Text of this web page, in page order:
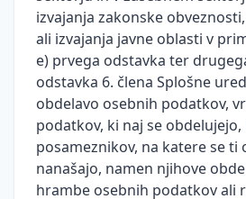
izvajanja zakonske
ali izvajanja javne oblasti v
e) prvega odstavka ter
odstavka 6. člena Splošne
obdelavo osebnih podatkov,
podatkov, ki naj se
posameznikov, na katere se ti
nanašajo, namen njihove
hrambe osebnih podatkov ali